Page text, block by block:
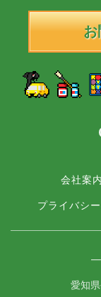
お
会社案内
プライバシ
―
愛知